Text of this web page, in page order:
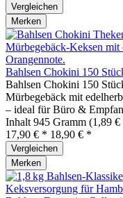
Vergleichen
Merken
Bahlsen Chokini 150
Bahlsen Chokini 150
Mürbegebäck mit
– ideal für Büro &
Inhalt 945 Gramm (1,89
17,90 € * 18,90 € *
Vergleichen
Merken